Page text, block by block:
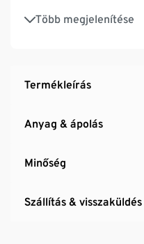
Több megjelenítése
Számos kereskedelmi
borosüveghez illik
Termékleírás
Anyag & ápolás
Minőség
Szállítás & visszaküldés